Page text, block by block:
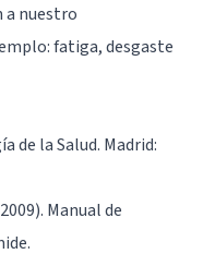
a nuestro
fatiga, desgaste
de la Salud. Madrid:
Manual de